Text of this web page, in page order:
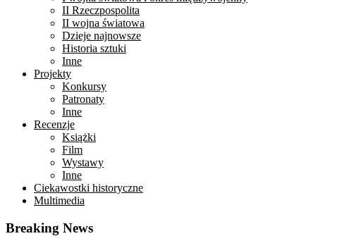
II Rzeczpospolita
II wojna światowa
Dzieje najnowsze
Historia sztuki
Inne
Projekty
Konkursy
Patronaty
Inne
Recenzje
Książki
Film
Wystawy
Inne
Ciekawostki historyczne
Multimedia
Breaking News